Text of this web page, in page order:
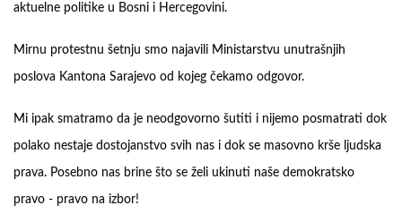
aktuelne politike u Bosni i Hercegovini.
Mirnu protestnu šetnju smo najavili Ministarstvu unutrašnjih
poslova Kantona Sarajevo od kojeg čekamo odgovor.
Mi ipak smatramo da je neodgovorno šutiti i nijemo posmatrati dok
polako nestaje dostojanstvo svih nas i dok se masovno krše ljudska
prava. Posebno nas brine što se želi ukinuti naše demokratsko
pravo - pravo na izbor!